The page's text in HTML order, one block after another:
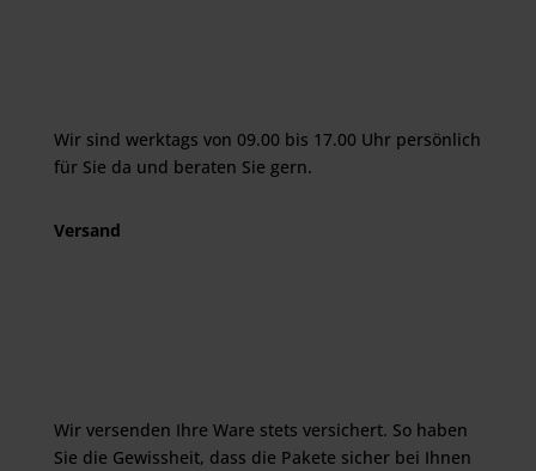
Wir sind werktags von 09.00 bis 17.00 Uhr persönlich
für Sie da und beraten Sie gern.
Versand
Wir versenden Ihre Ware stets versichert. So haben
Sie die Gewissheit, dass die Pakete sicher bei Ihnen